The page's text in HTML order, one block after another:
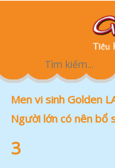
Men vi sinh Golden
Người lớn có nên bổ
3